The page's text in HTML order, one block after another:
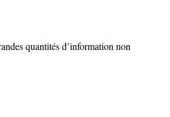
quantités d’information non